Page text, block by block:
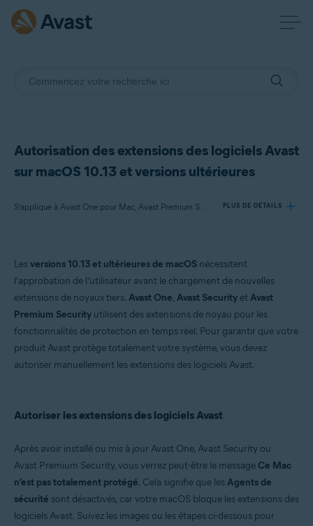
Autorisation des extensions des logiciels Avast
sur macOS 10.13 et versions ultérieures
S’applique à Avast One pour Mac, Avast Premium Security pour Mac ou versions ultérieures, Avast Security.x pour Mac ou versions ultérieures PLUS DE DÉTAILS
Produits:
Avast One 21.x pour Mac
Avast Security 12.9.x pour Mac ou versions ultérieures
Systèmes d'exploitation:
Apple macOS 10.15.x (Catalina)
Apple macOS 10.14.x (Mojave)
Lesversions 10.13 et ultérieures de macOS nécessitent
l’approbation de l’utilisateur avant le chargement de nouvelles
extensions de noyaux tiers. Avast One, Avast Security etAvast
Premium Security utilisent des extensions de noyau pour les
fonctionnalités de protection en temps réel. Pour garantir que votre
produit Avast protège totalement votre système, vous devez
autoriser manuellement les extensions des logiciels Avast.
Autoriser les extensions des logiciels Avast
Après avoir installé ou mis à jour Avast One, Avast Security ou
Avast Premium Security, vous verrez peut-être le message Ce Mac
n’est pas totalement protégé. Cela signifie que lesAgents de
sécurité sont désactivés, car votre macOS bloque les extensions des
logiciels Avast. Suivez les images ou les étapes ci-dessous pour